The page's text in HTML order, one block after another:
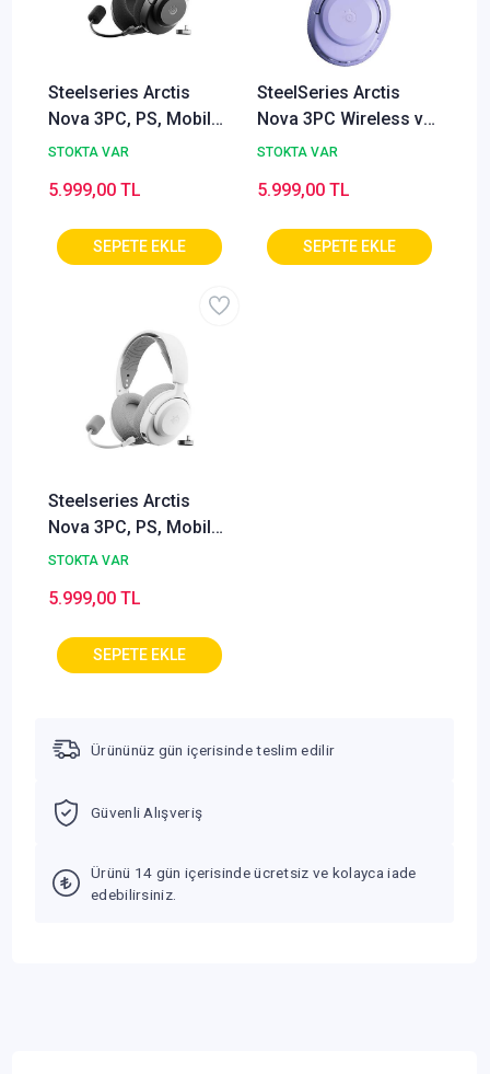
Steelseries Arctis
Nova 3PC, PS, Mobil
Uyumlu Kablosuz
Kulaklık - Siyah
STOKTA VAR
5.999,00 TL
SteelSeries Arctis
Nova 3PC Wireless ve
Bluetooth Gaming
STOKTA VAR
5.999,00 TL
Steelseries Arctis
Nova 3PC, PS, Mobil
Uyumlu Kablosuz
Kulaklık - Beyaz
STOKTA VAR
5.999,00 TL
Ürününüz gün içerisinde teslim edilir
Güvenli Alışveriş
Ürünü 14 gün içerisinde ücretsiz ve kolayca iade
edebilirsiniz.